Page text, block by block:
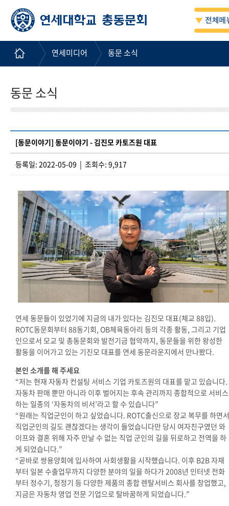
연세미디어 동문 소식
동문 소식
[동문이야기] 동문이야기 - 김진모 카토즈원 대표
등록일: 2022-05-09 | 조회수: 9,917
연세 동문들이 있었기에 지금의 내가 있다는 김진모 대표(체교 88입).
ROTC동문회부터 88동기회, OB체육동아리 등의 각종 활동, 그리고 기업
인으로서 모교 및 총동문회와 발전기금 협약까지, 동문들을 위한 왕성한
활동을 이어가고 있는 기진모 대표를 연세 동문라운지에서 만나봤다.
본인 소개를 해 주세요
“저는 현재 자동차 컨설팅 서비스 기업 카토즈원의 대표를 맡고 있습니다.
자동차 판매 뿐만 아니라 이후 벌어지는 후속 관리까지 종합적으로 서비스
하는 일종의 ‘자동차의 비서’라고 할 수 있습니다”
“원래는 직업군인이 하고 싶었습니다. ROTC출신으로 장교 복무를 하면서
직업군인의 길도 괜찮겠다는 생각이 들었습니다만 당시 여자친구였던 와
이프와 결혼 위해 자주 만날 수 없는 직업 군인의 길을 뒤로하고 전역을 하
게 되었습니다. ”
“곧바로 쌍용양회에 입사하여 사회생활을 시작했습니다. 이후 B2B 자재
부터 일본 수출업무까지 다양한 분야의 일을 하다가 2008년 인터넷 전화
부터 정수기, 청정기 등 다양한 제품의 종합 렌탈서비스 회사를 창업했고,
지금은 자동차 영업 전문 기업으로 탈바꿈하게 되었습니다.”